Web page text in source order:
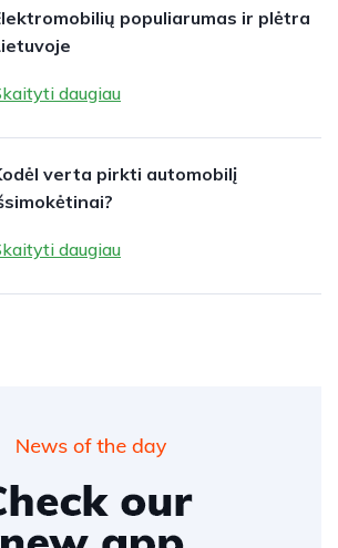
populiarumas ir plėtra
daugiau
verta pirkti automobilį
daugiau